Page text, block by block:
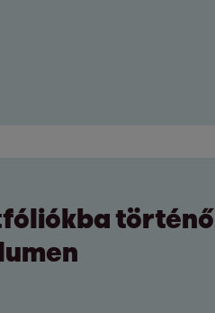
történő